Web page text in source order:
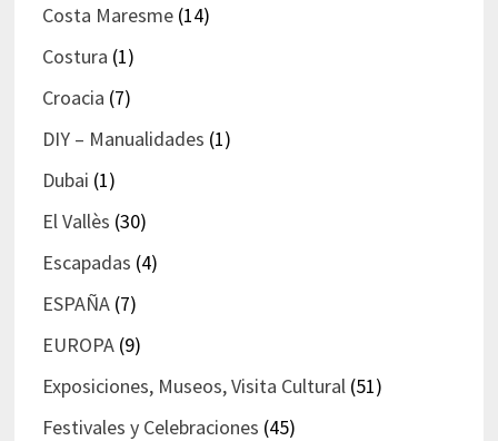
Costa Maresme(14)
Costura (1)
Croacia (7)
DIY – Manualidades (1)
Dubai (1)
El Vallès (30)
Escapadas (4)
ESPAÑA(7)
EUROPA(9)
Exposiciones, Museos, Visita Cultural(51)
Festivales y Celebraciones (45)